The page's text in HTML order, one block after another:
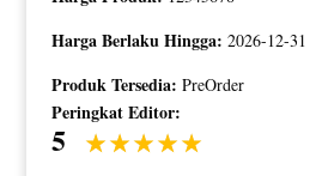
Harga Berlaku Hingga: 2026-12-31
Produk Tersedia: PreOrder
Peringkat Editor:
5